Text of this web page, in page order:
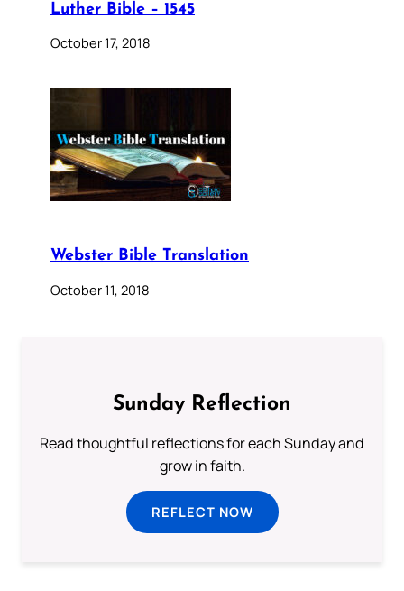
Luther Bible – 1545
October 17, 2018
Webster Bible Translation
October 11, 2018
Sunday Reflection
Read thoughtful reflections for each Sunday and
grow in faith.
REFLECT NOW